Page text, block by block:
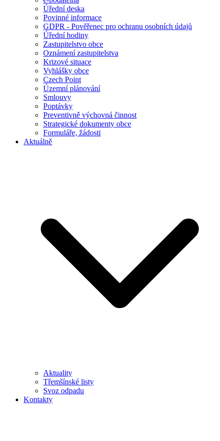
Úřední deska
Povinné informace
GDPR - Pověřenec pro ochranu osobních údajů
Úřední hodiny
Zastupitelstvo obce
Oznámení zastupitelstva
Krizové situace
Vyhlášky obce
Czech Point
Územní plánování
Smlouvy
Poptávky
Preventivně výchovná činnost
Strategické dokumenty obce
Formuláře, žádosti
Aktuálně
Aktuality
Třemšínské listy
Svoz odpadu
Kontakty